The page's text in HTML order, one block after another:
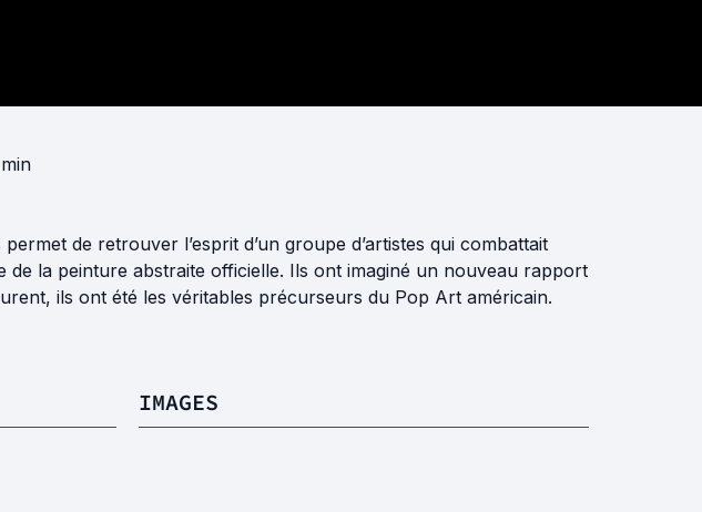
min
de retrouver l’esprit d’un groupe d’artistes qui combattait
la peinture abstraite officielle. Ils ont imaginé un nouveau rapport
ils ont été les véritables précurseurs du Pop Art américain.
IMAGES